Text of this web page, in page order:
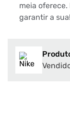
meia
garantir a sua!